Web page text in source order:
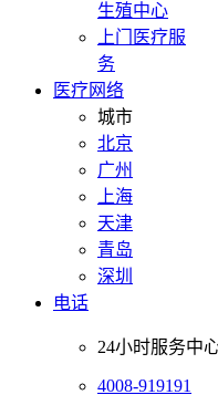
生殖中心
上门医疗服
务
医疗网络
城市
北京
广州
上海
天津
青岛
深圳
电话
24小时服务中
4008-919191